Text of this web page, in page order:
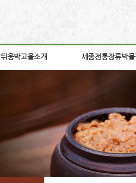
뒤웅박고을소개 세종전통장류박물
뒤웅박고을소개 세종전통장류박물
조감도
학술연구
자료실
열린공간